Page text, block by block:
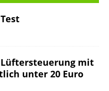
mit
unter 20 Euro